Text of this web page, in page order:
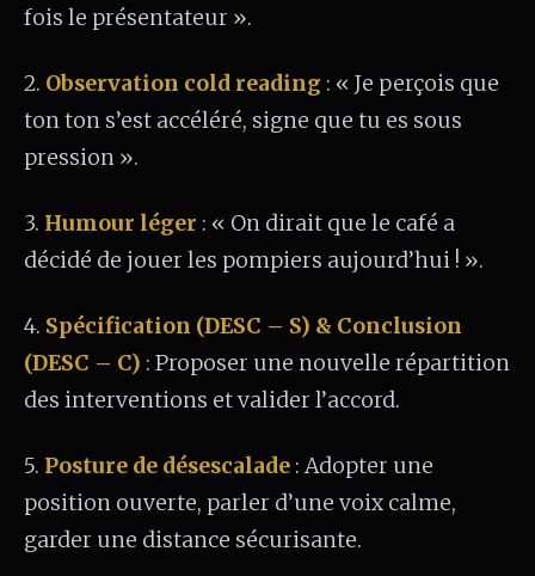
fois le présentateur ».
2. Observation cold reading : « Je perçois que
ton ton s’est accéléré, signe que tu es sous
pression ».
3. Humour léger : « On dirait que le café a
décidé de jouer les pompiers aujourd’hui ! ».
4. Spécification (DESC – S) & Conclusion
(DESC – C) : Proposer une nouvelle répartition
des interventions et valider l’accord.
5. Posture de désescalade : Adopter une
position ouverte, parler d’une voix calme,
garder une distance sécurisante.